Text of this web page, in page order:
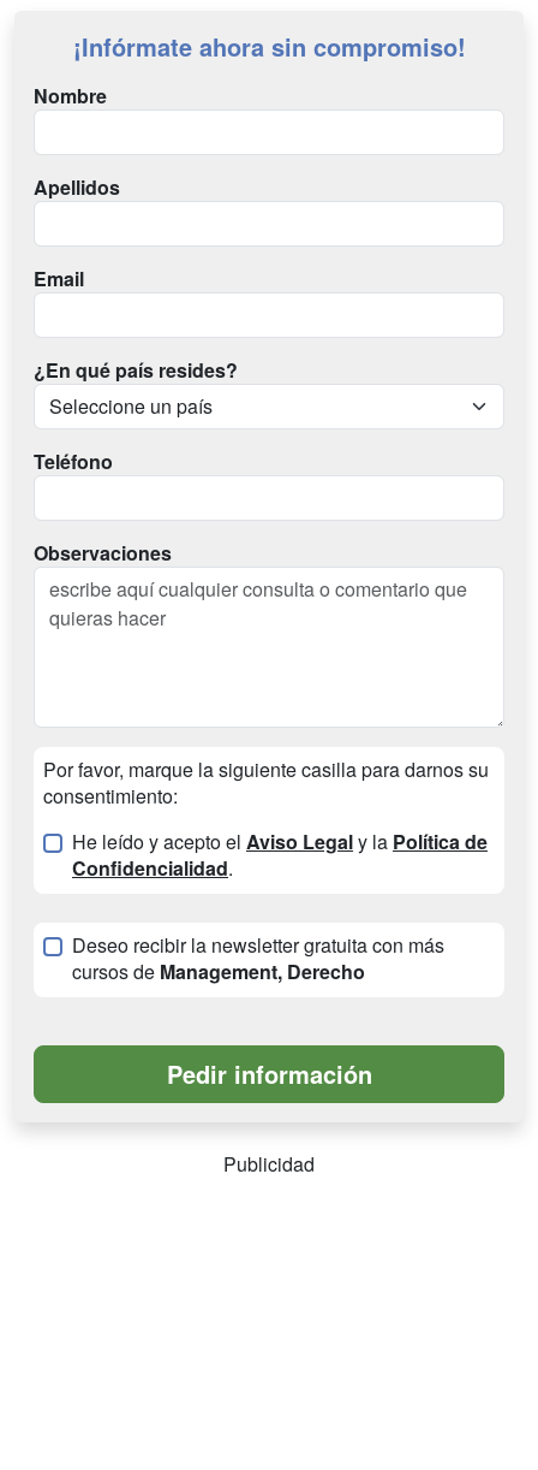
¡Infórmate ahora sin compromiso!
Nombre
Apellidos
Email
¿En qué país resides?
Teléfono
Observaciones
Por favor, marque la siguiente casilla para darnos su
consentimiento:
He leído y acepto el Aviso Legaly la Política de
Confidencialidad.
Deseo recibir la newsletter gratuita con más
cursos de Management, Derecho
Publicidad